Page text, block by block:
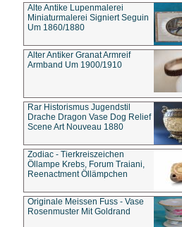
Alte Antike Lupenmalerei
Miniaturmalerei Signiert Seguin
Um 1860/1880
Alter Antiker Granat Armreif
Armband Um 1900/1910
Rar Historismus Jugendstil
Drache Dragon Vase Dog Relief
Scene Art Nouveau 1880
Zodiac - Tierkreiszeichen
Öllampe Krebs, Forum Traiani,
Reenactment Öllämpchen
Originale Meissen Fuss - Vase
Rosenmuster Mit Goldrand